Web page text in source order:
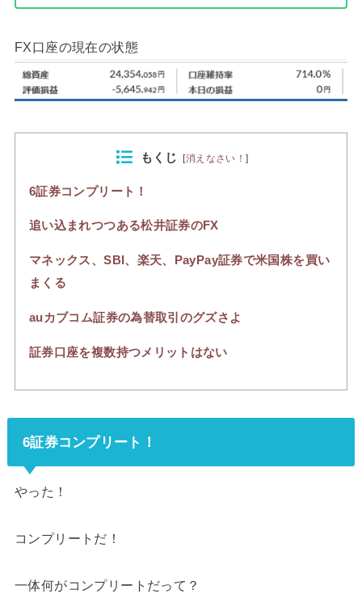
FX口座の現在の状態
もくじ [消えなさい！]
6証券コンプリート！
追い込まれつつある松井証券のFX
マネックス、SBI、楽天、PayPay証券で米国株を買い
まくる
auカブコム証券の為替取引のグズさよ
証券口座を複数持つメリットはない
6証券コンプリート！
やった！
コンプリートだ！
一体何がコンプリートだって？